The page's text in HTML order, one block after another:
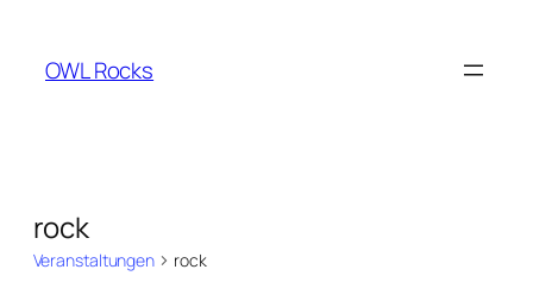
OWL Rocks
rock
Veranstaltungen rock